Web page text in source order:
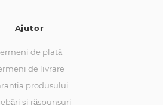
Ajutor
de plată
de livrare
produsului
și răspunsuri